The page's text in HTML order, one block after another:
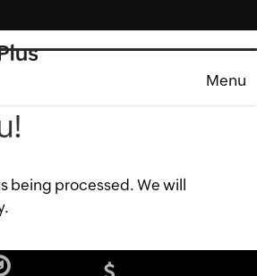
Menu
being processed. We will